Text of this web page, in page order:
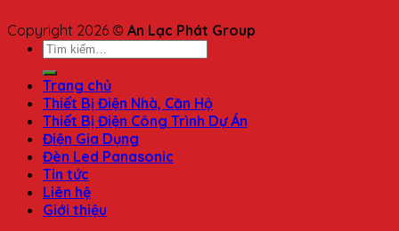
Copyright 2026 © An Lạc Phát Group
Trang chủ
Thiết Bị Điện Nhà, Căn Hộ
Thiết Bị Điện Công Trình Dự Án
Điện Gia Dụng
Đèn Led Panasonic
Tin tức
Liên hệ
Giới thiệu